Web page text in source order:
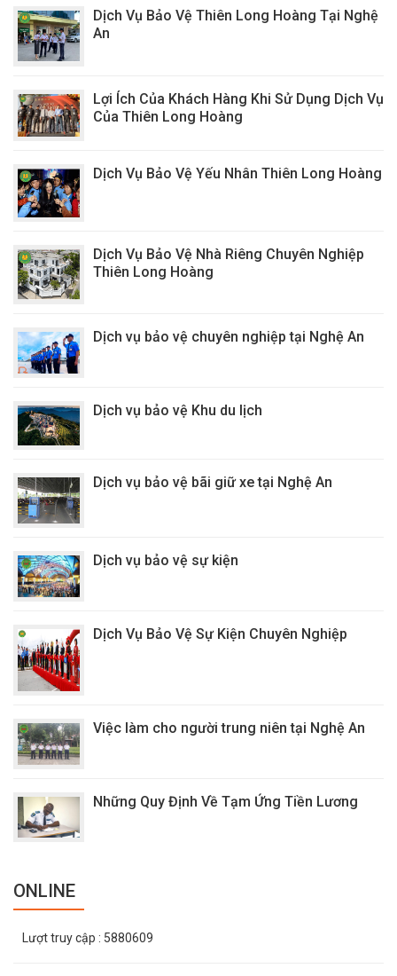
Dịch Vụ Bảo Vệ Thiên Long Hoàng Tại Nghệ
An
Lợi Ích Của Khách Hàng Khi Sử Dụng Dịch Vụ
Của Thiên Long Hoàng
Dịch Vụ Bảo Vệ Yếu Nhân Thiên Long Hoàng
Dịch Vụ Bảo Vệ Nhà Riêng Chuyên Nghiệp
Thiên Long Hoàng
Dịch vụ bảo vệ chuyên nghiệp tại Nghệ An
Dịch vụ bảo vệ Khu du lịch
Dịch vụ bảo vệ bãi giữ xe tại Nghệ An
Dịch vụ bảo vệ sự kiện
Dịch Vụ Bảo Vệ Sự Kiện Chuyên Nghiệp
Việc làm cho người trung niên tại Nghệ An
Những Quy Định Về Tạm Ứng Tiền Lương
ONLINE
Lượt truy cập : 5880609